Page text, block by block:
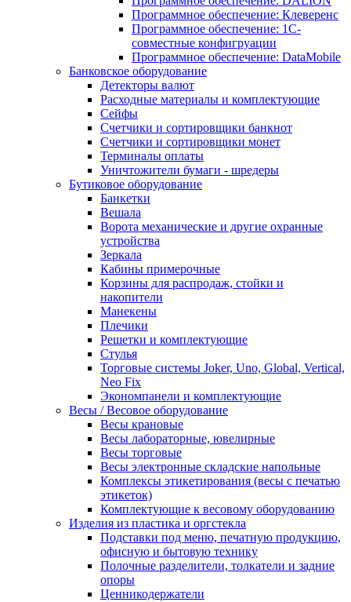
Программное обеспечение: Клеверенс
Программное обеспечение: 1С-
совместные конфигруации
Программное обеспечение: DataMobile
Банковское оборудование
Детекторы валют
Расходные материалы и комплектующие
Сейфы
Счетчики и сортировщики банкнот
Счетчики и сортировщики монет
Терминалы оплаты
Уничтожители бумаги - шредеры
Бутиковое оборудование
Банкетки
Вешала
Ворота механические и другие охранные
устройства
Зеркала
Кабины примерочные
Корзины для распродаж, стойки и
накопители
Манекены
Плечики
Решетки и комплектующие
Стулья
Торговые системы Joker, Uno, Global, Vertical,
Neo Fix
Экономпанели и комплектующие
Весы / Весовое оборудование
Весы крановые
Весы лабораторные, ювелирные
Весы торговые
Весы электронные складские напольные
Комплексы этикетирования (весы с печатью
этикеток)
Комплектующие к весовому оборудованию
Изделия из пластика и оргстекла
Подставки под меню, печатную продукцию,
офисную и бытовую технику
Полочные разделители, толкатели и задние
опоры
Ценникодержатели